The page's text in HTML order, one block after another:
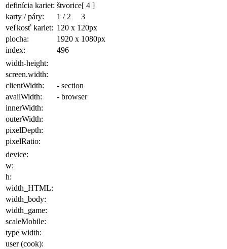
definícia kariet: štvorice[ 4 ]
karty / páry:
1 / 2
3
veľkosť kariet: 120 x 120px
plocha: 1920 x 1080px
index:
496
width-height:
screen.width:
clientWidth:
- section
availWidth:
- browser
innerWidth:
outerWidth:
pixelDepth:
pixelRatio:
device:
w:
h:
width_HTML:
width_body:
width_game:
scaleMobile:
type width:
user (cook):